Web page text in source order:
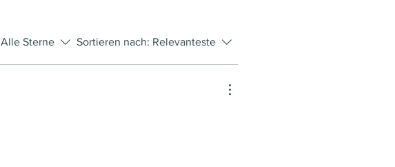
Alle Sterne Sortieren nach: Relevanteste